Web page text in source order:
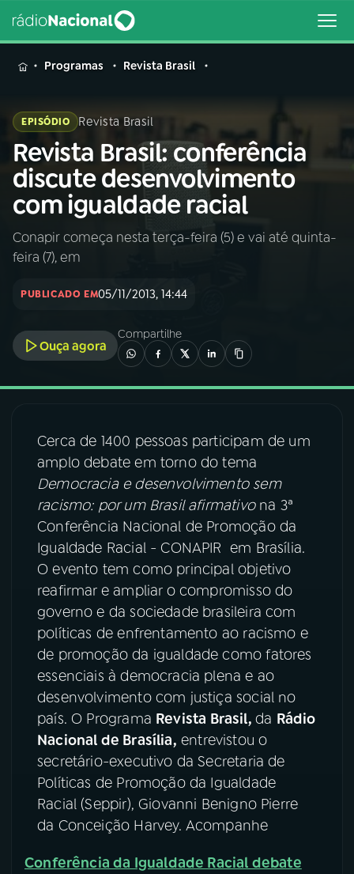
MENU
Buscar
na
Rádio
Nacional
Buscar
AO VIVO
INÍCIO
A RÁDIO
03PROGRAMAÇÃO
04PROGRAMAS
PODCASTS
06VIDEOCASTS
08FESTIVAL DE MÚSICA
ACOMPANHE A RÁDIO NACIONAL
YouTube Facebook
Instagram X
TikTok
Programas Revista Brasil
EPISÓDIO Revista Brasil
Revista Brasil: conferência
discute desenvolvimento
com igualdade racial
Conapir começa nesta terça-feira (5) e vai até quinta-
feira (7), em
PUBLICADO EM05/11/2013, 14:44
Ouça agora
Compartilhe
Cerca de 1400 pessoas participam de um
amplo debate em torno do tema
Democracia e desenvolvimento sem
racismo: por um Brasil afirmativo na 3ª
Conferência Nacional de Promoção da
Igualdade Racial - CONAPIR em Brasília.
O evento tem como principal objetivo
reafirmar e ampliar o compromisso do
governo e da sociedade brasileira com
políticas de enfrentamento ao racismo e
de promoção da igualdade como fatores
essenciais à democracia plena e ao
desenvolvimento com justiça social no
país. O Programa Revista Brasil, da Rádio
Nacional de Brasília, entrevistou o
secretário-executivo da Secretaria de
Políticas de Promoção da Igualdade
Racial (Seppir), Giovanni Benigno Pierre
da Conceição Harvey. Acompanhe
Conferência da Igualdade Racial debate